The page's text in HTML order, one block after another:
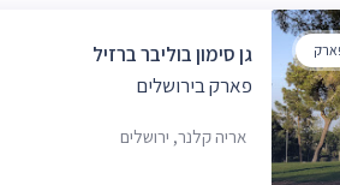
גן סימון בוליבר ברזיל
פארק בירושלים
אריה קלנר, ירושלים